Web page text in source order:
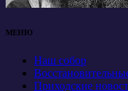
МЕНЮ
Наш собор
Приходские